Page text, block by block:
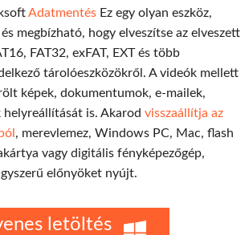
Adatmentés Ez egy olyan eszköz,
megbízható, hogy elveszítse az elveszett
FAT32, exFAT, EXT és több
tárolóeszközökről. A videók mellett
képek, dokumentumok, e-mailek,
helyreállítását is. Akarod visszaállítja az
, merevlemez, Windows PC, Mac, flash
vagy digitális fényképezőgép,
előnyöket nyújt.
letöltés